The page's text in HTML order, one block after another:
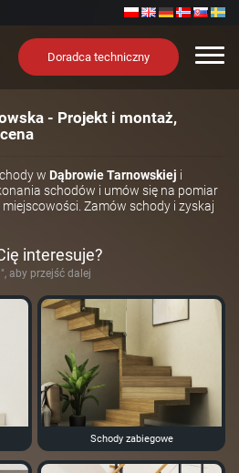
Doradca techniczny
- Projekt i montaż,
w Dąbrowie Tarnowskiej i
schodów i umów się na pomiar
Zamów schody i zyskaj
interesuje?
aby przejść dalej
Schody zabiegowe